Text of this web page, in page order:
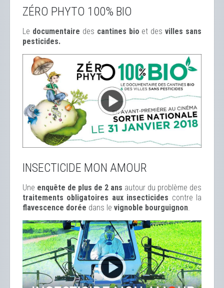
ZÉRO PHYTO 100% BIO
Le documentaire des cantines bio et desvilles sans
pesticides.
INSECTICIDE MON AMOUR
Une enquête de plus de 2 ans autour du problème des
traitements obligatoires aux insecticides contre la
flavescence dorée dans le vignoble bourguignon.